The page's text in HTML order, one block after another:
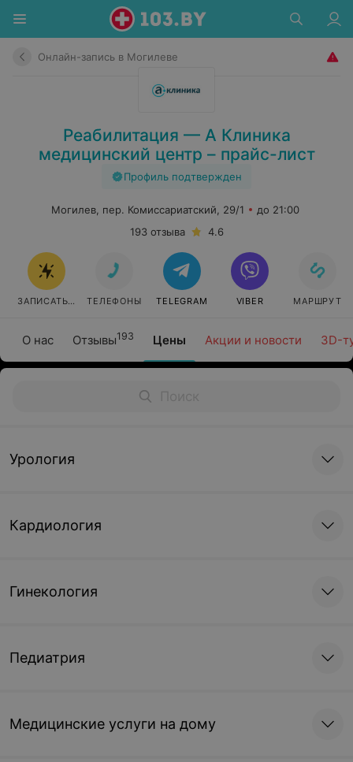
Онлайн-запись в Могилеве
Реабилитация — А Клиника
медицинский центр – прайс-лист
Профиль подтвержден
О нас Отзывы193 Цены Акции и новости 3D-
Могилев, пер. Комиссариатский, 29/1
до 21:00
193 отзыва
4.6
ЗАПИСАТЬСЯ ТЕЛЕФОНЫ TELEGRAM VIBER МАРШРУТ
Урология
Кардиология
Гинекология
Педиатрия
Медицинские услуги на дому